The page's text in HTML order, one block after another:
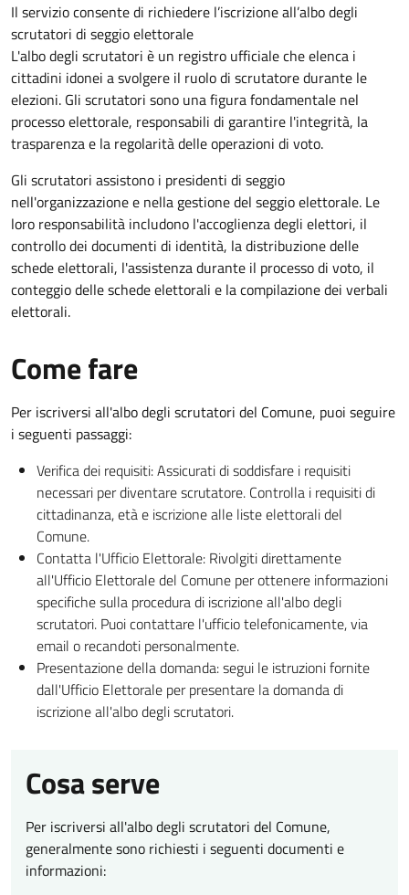
Il servizio consente di richiedere l’iscrizione all’albo degli
scrutatori di seggio elettorale
L'albo degli scrutatori è un registro ufficiale che elenca i
cittadini idonei a svolgere il ruolo di scrutatore durante le
elezioni. Gli scrutatori sono una figura fondamentale nel
processo elettorale, responsabili di garantire l'integrità, la
trasparenza e la regolarità delle operazioni di voto.
Gli scrutatori assistono i presidenti di seggio
nell'organizzazione e nella gestione del seggio elettorale. Le
loro responsabilità includono l'accoglienza degli elettori, il
controllo dei documenti di identità, la distribuzione delle
schede elettorali, l'assistenza durante il processo di voto, il
conteggio delle schede elettorali e la compilazione dei verbali
elettorali.
Come fare
Per iscriversi all'albo degli scrutatori del Comune, puoi seguire
i seguenti passaggi:
Verifica dei requisiti: Assicurati di soddisfare i requisiti
necessari per diventare scrutatore. Controlla i requisiti di
cittadinanza, età e iscrizione alle liste elettorali del
Comune.
Contatta l'Ufficio Elettorale: Rivolgiti direttamente
all'Ufficio Elettorale del Comune per ottenere informazioni
specifiche sulla procedura di iscrizione all'albo degli
scrutatori. Puoi contattare l'ufficio telefonicamente, via
email o recandoti personalmente.
Presentazione della domanda: segui le istruzioni fornite
dall'Ufficio Elettorale per presentare la domanda di
iscrizione all'albo degli scrutatori.
Cosa serve
Per iscriversi all'albo degli scrutatori del Comune,
generalmente sono richiesti i seguenti documenti e
informazioni: